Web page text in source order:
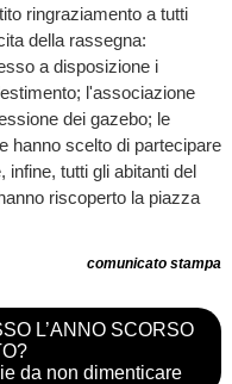
ringraziamento a tutti
della rassegna:
a disposizione i
l'associazione
dei gazebo; le
hanno scelto di partecipare
infine, tutti gli abitanti del
riscoperto la piazza
comunicato stampa
L’ANNO SCORSO
da non dimenticare